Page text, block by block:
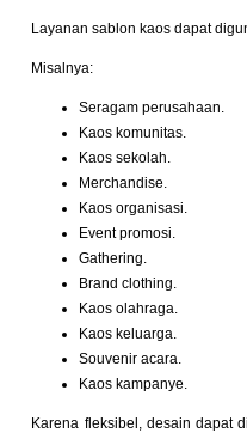
Layanan sablon kaos dapat
Misalnya:
Seragam perusahaan.
Kaos komunitas.
Kaos sekolah.
Merchandise.
Kaos organisasi.
Event promosi.
Gathering.
Brand clothing.
Kaos olahraga.
Kaos keluarga.
Souvenir acara.
Kaos kampanye.
Karena fleksibel, desain dapat